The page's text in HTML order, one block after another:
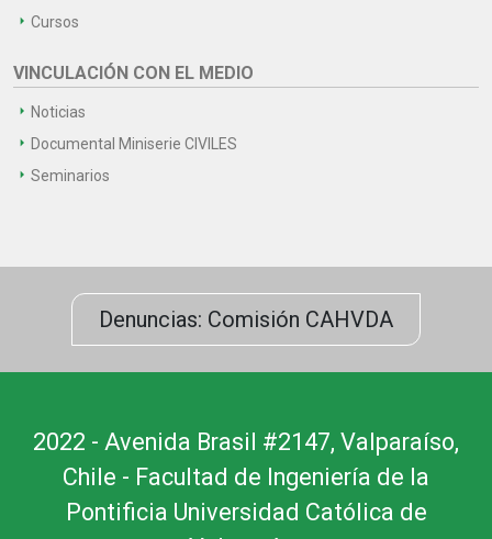
Cursos
VINCULACIÓN CON EL MEDIO
Noticias
Documental Miniserie CIVILES
Seminarios
Denuncias: Comisión CAHVDA
2022 - Avenida Brasil #2147, Valparaíso,
Chile - Facultad de Ingeniería de la
Pontificia Universidad Católica de